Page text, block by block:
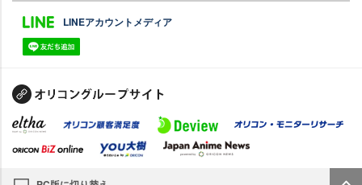
LINEアカウントメディア